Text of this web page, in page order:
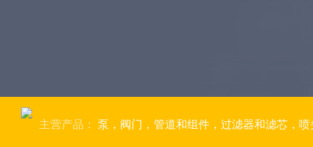
主营产品： 泵，阀门，管道和组件，过滤器和滤芯，